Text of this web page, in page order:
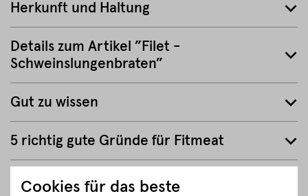
Herkunft und Haltung
Details zum Artikel ”Filet -
Schweinslungenbraten”
Gut zu wissen
5 richtig gute Gründe für Fitmeat
ZURÜCK ZUR ÜBERSICHT
Cookies für das beste